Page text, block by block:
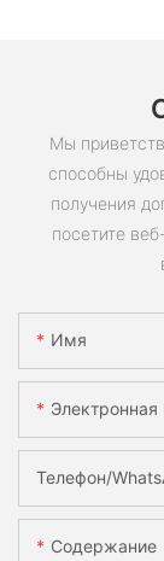
Мы
способны
получения
посетите
Имя
Электронная
Телефон/
Содержание